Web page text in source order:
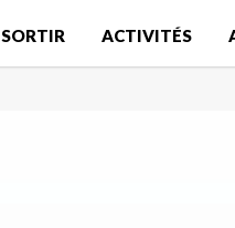
SORTIR ACTIVITÉS